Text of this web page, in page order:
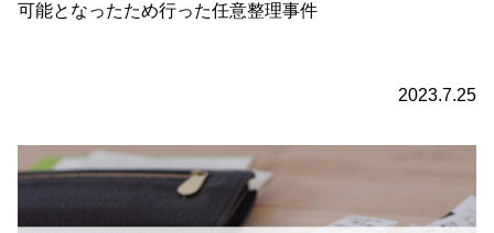
可能となったため行った任意整理事件
2023.7.25